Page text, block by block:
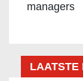
managers
LAATSTE